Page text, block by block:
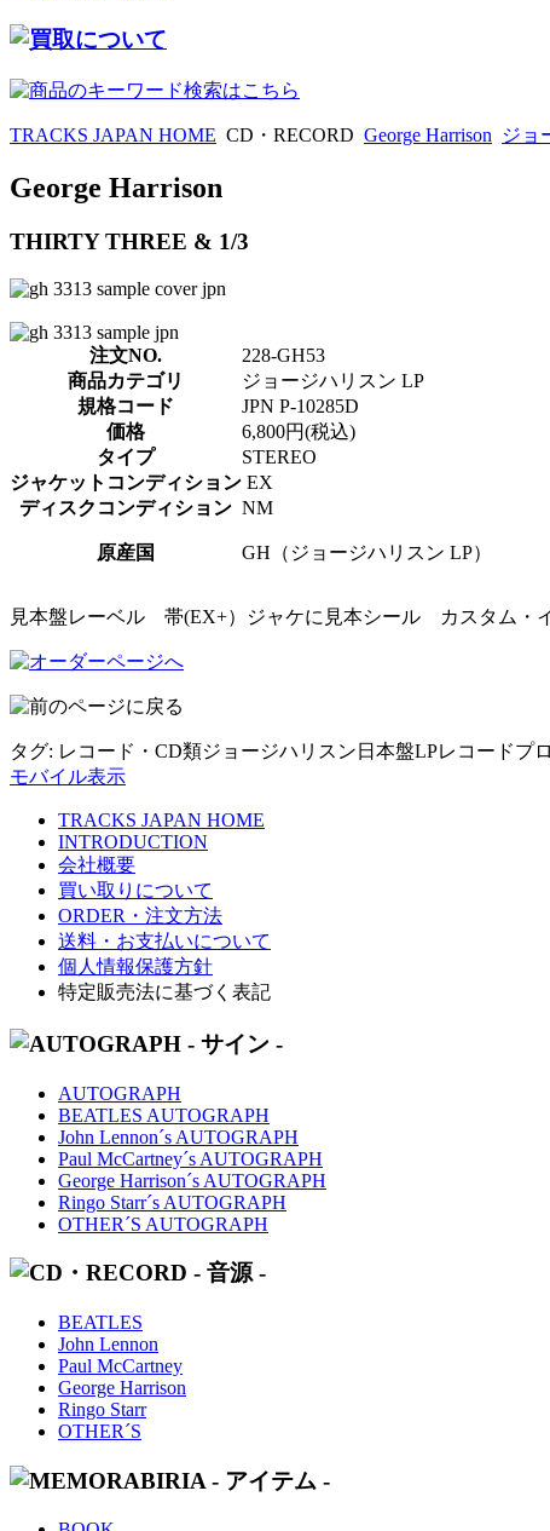
TRACKS JAPAN HOME CD・RECORD George Harrison ジョ
George Harrison
THIRTY THREE & 1/3
注文NO.
228-GH53
商品カテゴリ
ジョージハリスン LP
規格コード
JPN P-10285D
価格
6,800円(税込)
タイプ
STEREO
ジャケットコンディション EX
ディスクコンディション NM
原産国 GH（ジョージハリスン LP）
見本盤レーベル 帯(EX+）ジャケに見本シール カスタム・
タグ: レコード・CD類ジョージハリスン 日本盤LPレコードプ
モバイル表示
TRACKS JAPAN HOME
INTRODUCTION
会社概要
買い取りについて
ORDER・注文方法
送料・お支払いについて
個人情報保護方針
特定販売法に基づく表記
AUTOGRAPH
BEATLES AUTOGRAPH
John Lennon´s AUTOGRAPH
Paul McCartney´s AUTOGRAPH
George Harrison´s AUTOGRAPH
Ringo Starr´s AUTOGRAPH
OTHER´S AUTOGRAPH
BEATLES
John Lennon
Paul McCartney
George Harrison
Ringo Starr
OTHER´S